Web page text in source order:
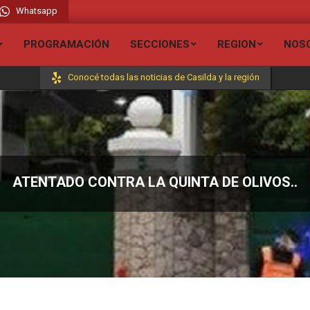
Whatsapp
Liberada FM 106.7 // Visita todas nuestras secciones y entérate de
PROGRAMACIÓN SECCIONES REGION
Conocé todas las noticias de Casilda y la región
ATENTADO CONTRA LA QUINTA DE OLIVOS..